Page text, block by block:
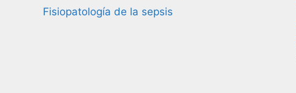
Fisiopatología de la sepsis